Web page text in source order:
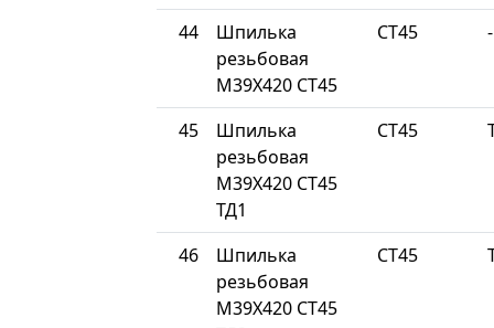
44
Шпилька
резьбовая
М39Х420 СТ45
СТ45 -
45
Шпилька
резьбовая
М39Х420 СТ45
ТД1
СТ45
46
Шпилька
резьбовая
М39Х420 СТ45
СТ45